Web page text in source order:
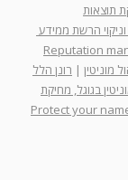
תוצאות
הרשת ממידע
Reputation
מוניטין | רונן הלל
בגוגל, מחיקת
Protect your